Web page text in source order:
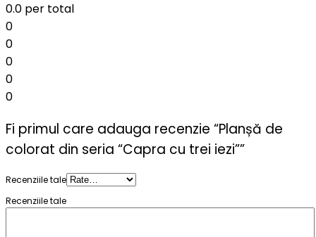
0.0 per total
0
0
0
0
0
Fi primul care adauga recenzie “Planșă de
colorat din seria “Capra cu trei iezi””
Recenziile tale
Recenziile tale